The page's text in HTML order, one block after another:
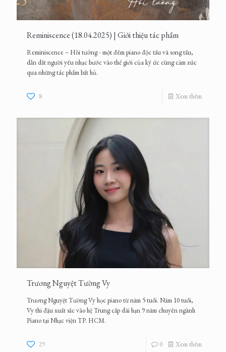
Reminiscence (18.04.2025) | Giới thiệu tác phẩm
Reminiscence – Hồi tưởng - một đêm piano độc tấu và song tấu,
dẫn dắt người yêu nhạc bước vào thế giới của ký ức cùng cảm xúc
qua những tác phẩm bất hủ.
8 Xem thêm
Trương Nguyệt Tường Vy
Trương Nguyệt Tường Vy học piano từ năm 5 tuổi. Năm 10 tuổi,
Vy thi đậu xuất sắc vào hệ Trung cấp dài hạn 9 năm chuyên ngành
Piano tại Nhạc viện TP. HCM.
29 0 Xem thêm